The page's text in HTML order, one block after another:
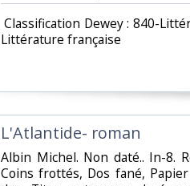
Classification Dewey : 840-
Littérature française‎
‎L'Atlantide- roman‎
‎Albin Michel. Non daté.. In-8.
Coins frottés, Dos fané,